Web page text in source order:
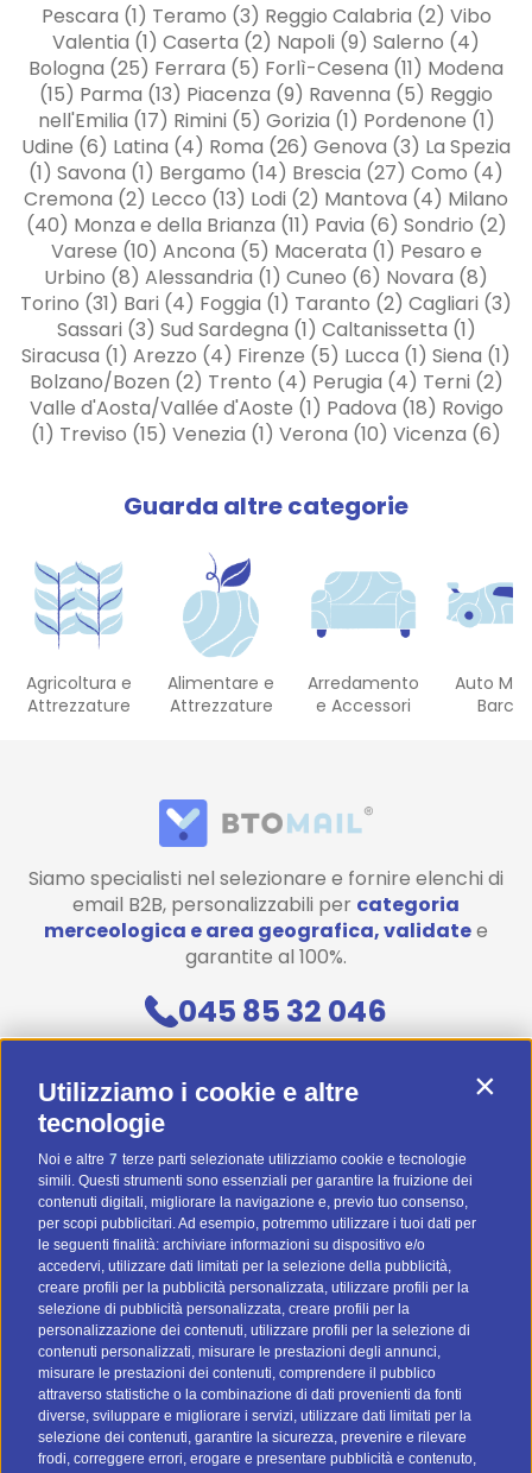
Utilizziamo i cookie e altre
tecnologie
Noi e altre 7 terze parti selezionate utilizziamo cookie e tecnologie
simili. Questi strumenti sono essenziali per garantire la fruizione dei
contenuti digitali, migliorare la navigazione e, previo tuo consenso,
per scopi pubblicitari. Ad esempio, potremmo utilizzare i tuoi dati per
le seguenti finalità: archiviare informazioni su dispositivo e/o
accedervi, utilizzare dati limitati per la selezione della pubblicità,
creare profili per la pubblicità personalizzata, utilizzare profili per la
selezione di pubblicità personalizzata, creare profili per la
personalizzazione dei contenuti, utilizzare profili per la selezione di
contenuti personalizzati, misurare le prestazioni degli annunci,
misurare le prestazioni dei contenuti, comprendere il pubblico
attraverso statistiche o la combinazione di dati provenienti da fonti
diverse, sviluppare e migliorare i servizi, utilizzare dati limitati per la
selezione dei contenuti, garantire la sicurezza, prevenire e rilevare
frodi, correggere errori, erogare e presentare pubblicità e contenuto,
Pescara (1) Teramo (3) Reggio Calabria (2) Vibo
Valentia (1) Caserta (2) Napoli (9) Salerno (4)
Bologna (25) Ferrara (5) Forlì-Cesena (11) Modena
(15) Parma (13) Piacenza (9) Ravenna (5) Reggio
nell'Emilia (17) Rimini (5) Gorizia (1) Pordenone (1)
Udine (6) Latina (4) Roma (26) Genova (3) La Spezia
(1) Savona (1) Bergamo (14) Brescia (27) Como (4)
Cremona (2) Lecco (13) Lodi (2) Mantova (4) Milano
(40) Monza e della Brianza (11) Pavia (6) Sondrio (2)
Varese (10) Ancona (5) Macerata (1) Pesaro e
Urbino (8) Alessandria (1) Cuneo (6) Novara (8)
Torino (31) Bari (4) Foggia (1) Taranto (2) Cagliari (3)
Sassari (3) Sud Sardegna (1) Caltanissetta (1)
Siracusa (1) Arezzo (4) Firenze (5) Lucca (1) Siena (1)
Bolzano/Bozen (2) Trento (4) Perugia (4) Terni (2)
Valle d'Aosta/Vallée d'Aoste (1) Padova (18) Rovigo
(1) Treviso (15) Venezia (1) Verona (10) Vicenza (6)
Guarda altre categorie
Agricoltura e
Attrezzature
Alimentare e
Attrezzature
Arredamento
e Accessori
Auto
Siamo specialisti nel selezionare e fornire elenchi di
email B2B, personalizzabili per categoria
merceologica e area geografica, validatee
garantite al 100%.
045 85 32 046
Diventa uno di noi! (Posizioni aperte)
Preventivo Personalizzato
BTOMAIL Pro
Metodi Di Pagamento
I nostri social